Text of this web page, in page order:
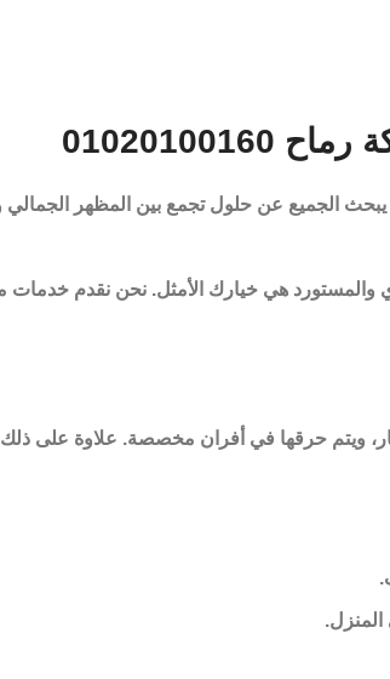
الجميع عن حلول تجمع بين المظهر الجمالي
والمستورد هي خيارك الأمثل. نحن نقدم خدمات
ويتم حرقها في أفران مخصصة. علاوة على